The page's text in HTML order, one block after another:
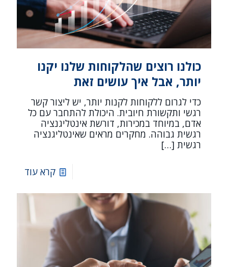
כולנו רוצים שהלקוחות שלנו יקנו
יותר, אבל איך עושים זאת
כדי לגרום ללקוחות לקנות יותר, יש ליצור קשר
רגשי ותקשורת חיובית. היכולת להתחבר עם כל
אדם, במיוחד במכירות, דורשת אינטליגנציה
רגשית גבוהה. מחקרים מראים שאינטליגנציה
רגשית […]
קרא עוד